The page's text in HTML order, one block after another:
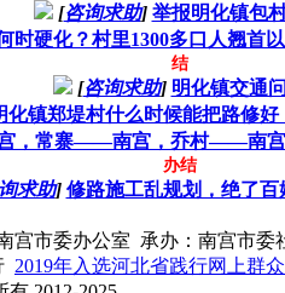
[咨询求助] 举报明化镇包
时硬化？村里1300多口人翘首
结
[咨询求助] 明化镇交通
化镇郑堤村什么时候能把路修
，常寨——南宫，乔村——南宫
办结
求助] 修路施工乱规划，绝了百
宫市委办公室 承办：南宫市委
2019年入选河北省践行网上群